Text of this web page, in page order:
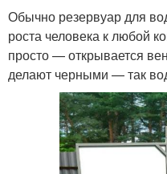
Обычно резервуар для
роста человека к любой
просто — открывается
делают черными — так